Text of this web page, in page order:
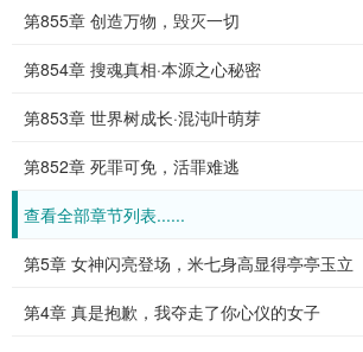
第855章 创造万物，毁灭一切
第854章 搜魂真相·本源之心秘密
第853章 世界树成长·混沌叶萌芽
第852章 死罪可免，活罪难逃
查看全部章节列表......
第5章 女神闪亮登场，米七身高显得亭亭玉立
第4章 真是抱歉，我夺走了你心仪的女子